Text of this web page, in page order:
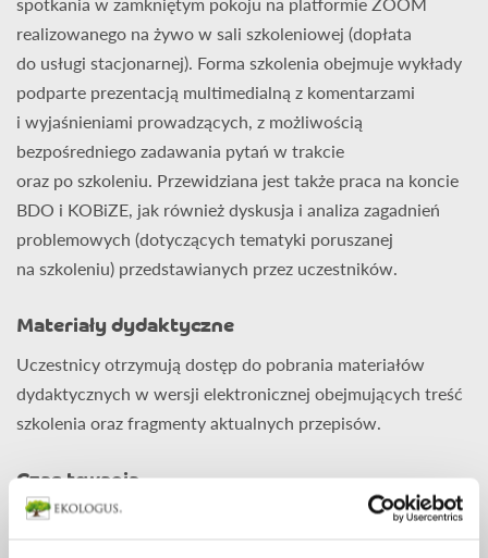
realizowanego na żywo w sali szkoleniowej (dopłata
do usługi stacjonarnej). Forma szkolenia obejmuje wykłady
podparte prezentacją multimedialną z komentarzami
i wyjaśnieniami prowadzących, z możliwością
bezpośredniego zadawania pytań w trakcie
oraz po szkoleniu. Przewidziana jest także praca na koncie
BDO i KOBiZE, jak również dyskusja i analiza zagadnień
problemowych (dotyczących tematyki poruszanej
na szkoleniu) przedstawianych przez uczestników.
Materiały dydaktyczne
Uczestnicy otrzymują dostęp do pobrania materiałów
dydaktycznych w wersji elektronicznej obejmujących treść
szkolenia oraz fragmenty aktualnych przepisów.
Czas trwania
1 dzień – 7h zegarowych = 8h dydaktycznych + 2x przerwy